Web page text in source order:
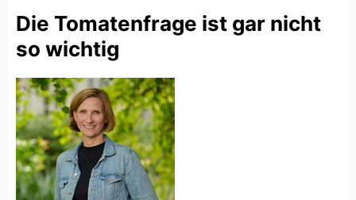
Die Tomatenfrage ist gar nicht
so wichtig